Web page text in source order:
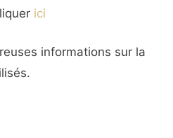
ici
informations sur la